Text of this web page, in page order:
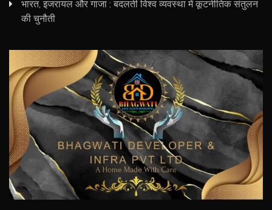
भारत, इजरायल और गाजा : बदलती विश्व व्यवस्था में कूटनीतिक संतुलन
की चुनौती